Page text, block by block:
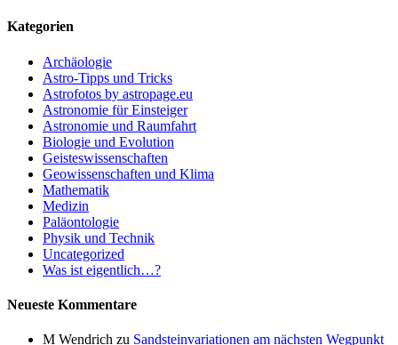
Kategorien
Archäologie
Astro-Tipps und Tricks
Astrofotos by astropage.eu
Astronomie für Einsteiger
Astronomie und Raumfahrt
Biologie und Evolution
Geisteswissenschaften
Geowissenschaften und Klima
Mathematik
Medizin
Paläontologie
Physik und Technik
Uncategorized
Was ist eigentlich…?
Neueste Kommentare
M Wendrich zu Sandsteinvariationen am nächsten Wegpunkt